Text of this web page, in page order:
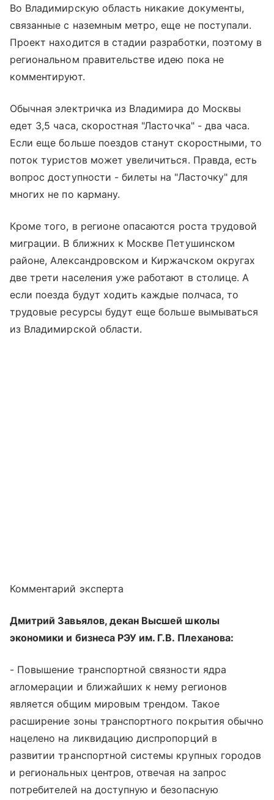
Во Владимирскую область никакие документы,
связанные с наземным метро, еще не поступали.
Проект находится в стадии разработки, поэтому в
региональном правительстве идею пока не
комментируют.
Обычная электричка из Владимира до Москвы
едет 3,5 часа, скоростная "Ласточка" - два часа.
Если еще больше поездов станут скоростными, то
поток туристов может увеличиться. Правда, есть
вопрос доступности - билеты на "Ласточку" для
многих не по карману.
Кроме того, в регионе опасаются роста трудовой
миграции. В ближних к Москве Петушинском
районе, Александровском и Киржачском округах
две трети населения уже работают в столице. А
если поезда будут ходить каждые полчаса, то
трудовые ресурсы будут еще больше вымываться
из Владимирской области.
Комментарий эксперта
Дмитрий Завьялов, декан Высшей школы
экономики и бизнеса РЭУ им. Г.В. Плеханова:
- Повышение транспортной связности ядра
агломерации и ближайших к нему регионов
является общим мировым трендом. Такое
расширение зоны транспортного покрытия обычно
нацелено на ликвидацию диспропорций в
развитии транспортной системы крупных городов
и региональных центров, отвечая на запрос
потребителей на доступную и безопасную